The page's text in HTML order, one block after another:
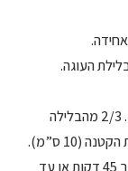
העוגה.
– מעבירים את הבלילה ל-2 תבניות משומנות היטב. 2/3 מהבלילה
– אופים בתנור שחומם מראש ל-170 מעלות במשך 45 דקות או עד